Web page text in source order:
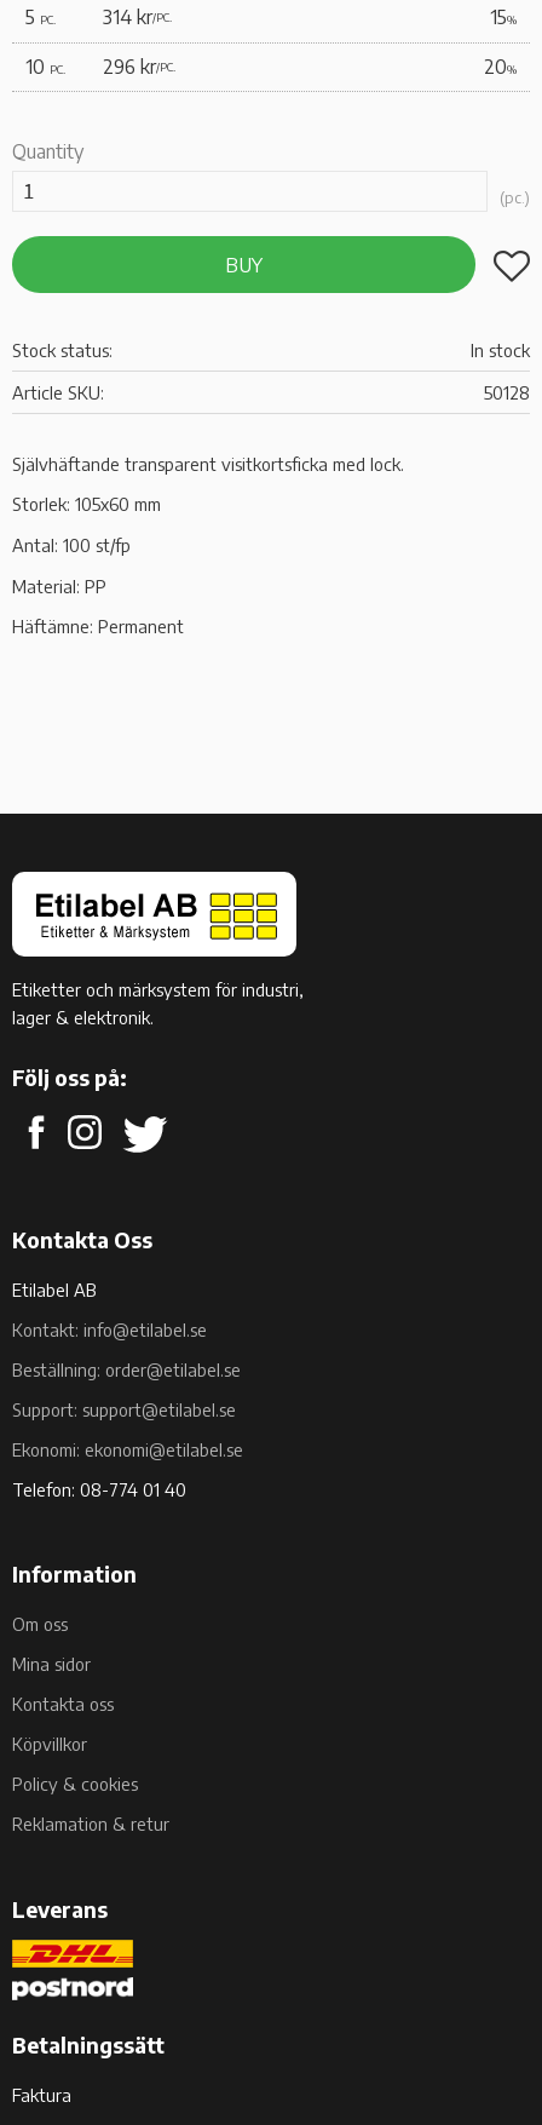
5 PC. 314 kr/PC. 15%
10 PC. 296 kr/PC. 20%
Quantity
pc.
BUY Add
Stock status
In stock
Article SKU
50128
Självhäftande transparent visitkortsficka med lock.
Storlek: 105x60 mm
Antal: 100 st/fp
Material: PP
Häftämne: Permanent
Etiketter och märksystem för industri,
lager & elektronik.
Följ oss på:
Kontakta Oss
Etilabel AB
Kontakt: info@etilabel.se
Beställning: order@etilabel.se
Support: support@etilabel.se
Ekonomi: ekonomi@etilabel.se
Telefon: 08-774 01 40
Information
Om oss
Mina sidor
Kontakta oss
Köpvillkor
Policy & cookies
Reklamation & retur
Leverans
Betalningssätt
Faktura